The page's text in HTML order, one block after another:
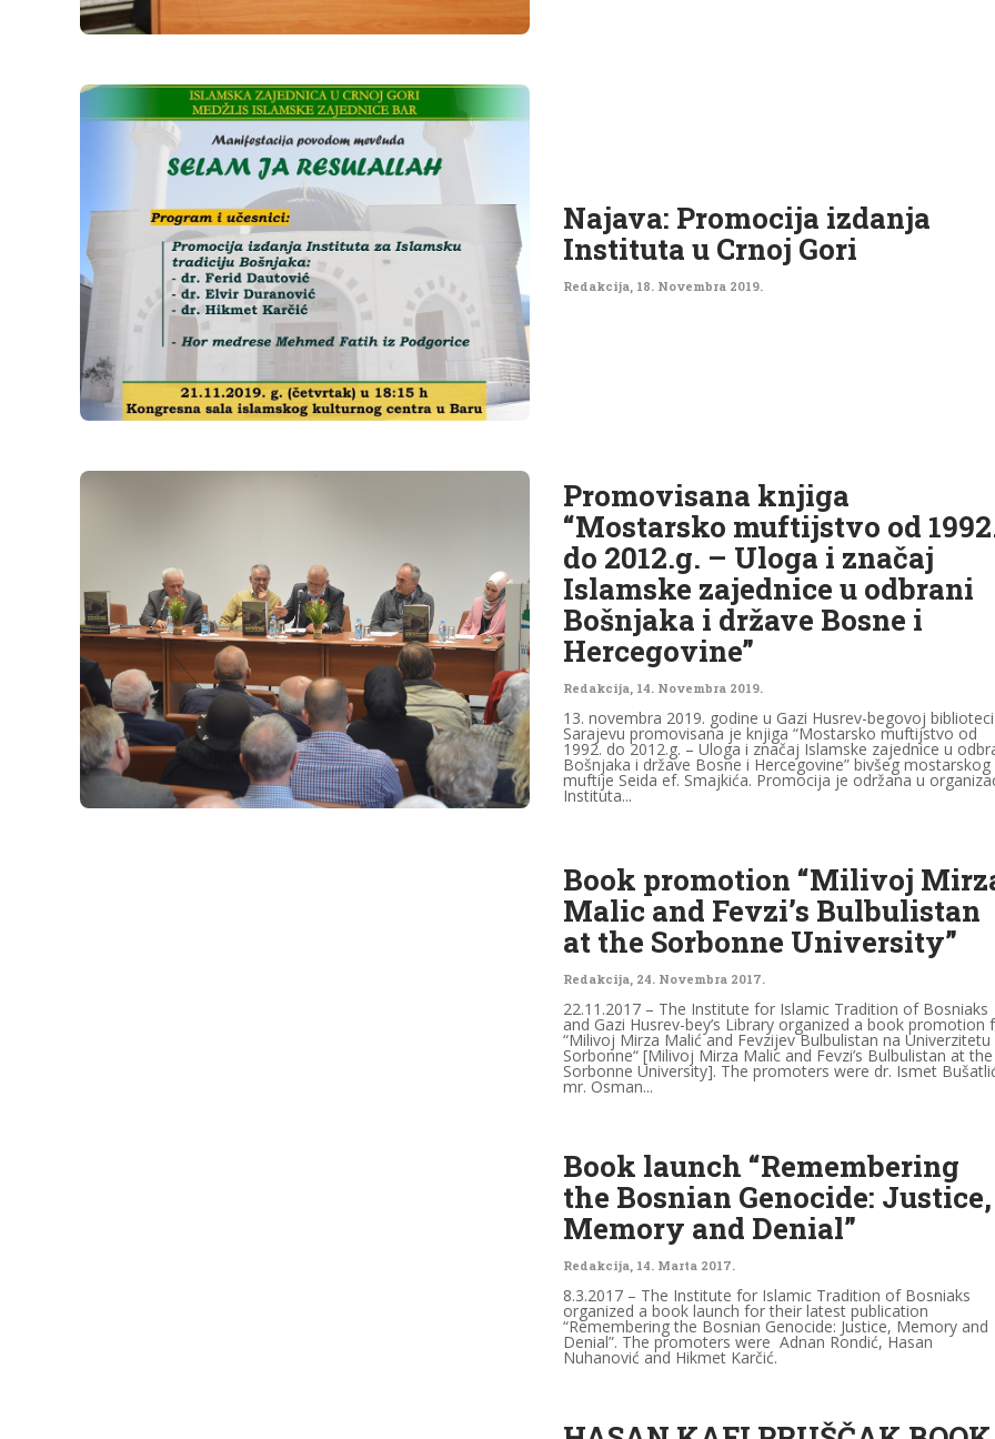
Najava: Promocija izdanja
Instituta u Crnoj Gori
Redakcija 18. Novembra 2019.
Promovisana knjiga
“Mostarsko muftijstvo od
do 2012.g. – Uloga i značaj
Islamske zajednice u odbrani
Bošnjaka i države Bosne i
Hercegovine”
Redakcija, 14. Novembra 2019.
13. novembra 2019. godine u Gazi Husrev-begovoj
Sarajevu promovisana je knjiga “Mostarsko muftijstvo od
1992. do 2012.g. – Uloga i značaj Islamske zajednice u
Bošnjaka i države Bosne i Hercegovine” bivšeg mostarskog
muftije Seida ef. Smajkića. Promocija je održana u
Instituta...
Book promotion “Milivoj
Malic and Fevzi’s Bulbulistan
at the Sorbonne University”
Redakcija 24. Novembra 2017.
22.11.2017 – The Institute for Islamic Tradition of Bosniaks
and Gazi Husrev-bey’s Library organized a book promotion
“Milivoj Mirza Malić and Fevzijev Bulbulistan na Univerzitetu
Sorbonne“ [Milivoj Mirza Malic and Fevzi’s Bulbulistan at the
Sorbonne University]. The promoters were dr. Ismet
mr. Osman...
Book launch “Remembering
the Bosnian Genocide: Justice,
Memory and Denial”
Redakcija 14. Marta 2017.
8.3.2017 – The Institute for Islamic Tradition of Bosniaks
organized a book launch for their latest publication
“Remembering the Bosnian Genocide: Justice, Memory and
Denial”. The promoters were Adnan Rondić, Hasan
Nuhanović and Hikmet Karčić.